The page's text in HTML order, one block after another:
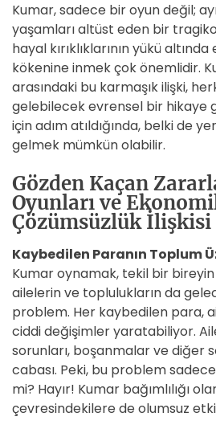
Kumar, sadece bir oyun değil;
yaşamları altüst eden bir
hayal kırıklıklarının yükü
kökenine inmek çok önemlidir.
arasındaki bu karmaşık ilişki,
gelebilecek evrensel bir hikaye
için adım atıldığında, belki de
gelmek mümkün olabilir.
Gözden Kaçan
Oyunları ve
Çözümsüzlük İlişkisi
Kaybedilen Paranın Toplum
Kumar oynamak, tekil bir
ailelerin ve toplulukların da
problem. Her kaybedilen para,
ciddi değişimler yaratabiliyor.
sorunları, boşanmalar ve diğer
cabası. Peki, bu problem
mi? Hayır! Kumar bağımlılığı
çevresindekilere de olumsuz